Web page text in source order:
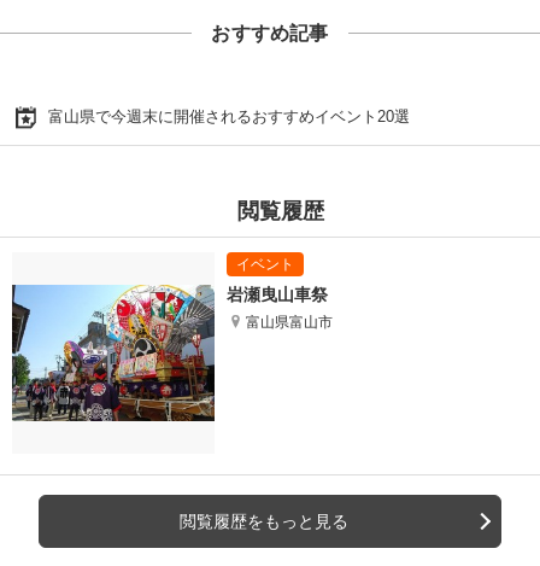
おすすめ記事
富山県で今週末に開催されるおすすめイベント20選
閲覧履歴
岩瀬曳山車祭
富山県富山市
閲覧履歴をもっと見る